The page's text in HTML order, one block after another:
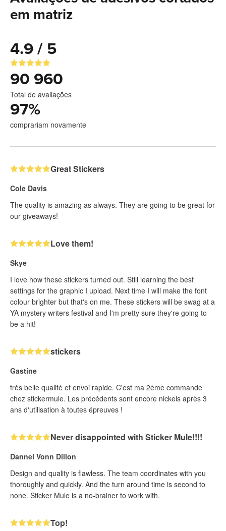
em matriz
4.9 / 5
90 960
Total de avaliações
97%
comprariam novamente
Great Stickers
Cole Davis
The quality is amazing as always. They are going to be great for
our giveaways!
Love them!
Skye
I love how these stickers turned out. Still learning the best
settings for the graphic I upload. Next time I will make the font
colour brighter but that's on me. These stickers will be swag at a
YA mystery writers festival and I'm pretty sure they're going to
be a hit!
stickers
Gastine
très belle qualité et envoi rapide. C'est ma 2ème commande
chez stickermule. Les précédents sont encore nickels après 3
ans d'utilisation à toutes épreuves !
Never disappointed with Sticker Mule!!!!
Dannel Vonn Dillon
Design and quality is flawless. The team coordinates with you
thoroughly and quickly. And the turn around time is second to
none. Sticker Mule is a no-brainer to work with.
Top!